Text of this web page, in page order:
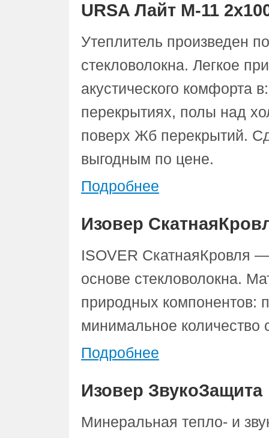
URSA Лайт М-11
Утеплитель произведен
стекловолокна. Легкое
акустического комфорта
перекрытиях, полы над
поверх Жб перекрытий.
выгодным по цене.
Подробнее
Изовер
ISOVER СкатнаяКровля
основе стекловолокна.
природных компонентов:
минимальное количество
Подробнее
Изовер ЗвукоЗащита
Минеральная тепло- и